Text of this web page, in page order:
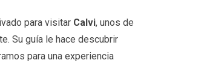
para visitar Calvi, unos de
Su guía le hace descubrir
para una experiencia